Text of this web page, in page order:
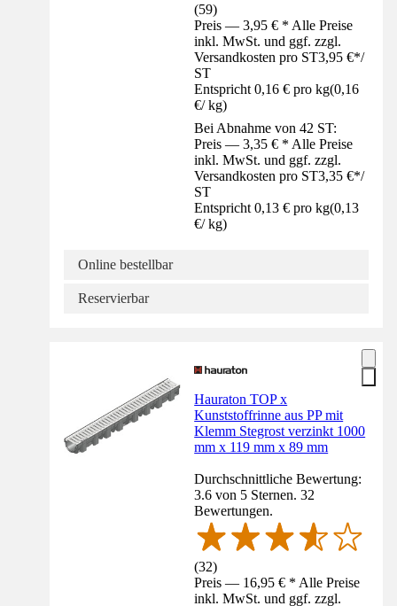
(59)
Preis — 3,95 € * Alle Preise
inkl. MwSt. und ggf. zzgl.
Versandkosten pro ST3,95 €*/
ST
Entspricht 0,16 € pro kg(0,16
€/ kg)
Bei Abnahme von 42 ST:
Preis — 3,35 € * Alle Preise
inkl. MwSt. und ggf. zzgl.
Versandkosten pro ST3,35 €*/
ST
Entspricht 0,13 € pro kg(0,13
€/ kg)
Online bestellbar
Reservierbar
Hauraton TOP x
Kunststoffrinne aus PP mit
Klemm Stegrost verzinkt 1000
mm x 119 mm x 89 mm
Durchschnittliche Bewertung:
3.6 von 5 Sternen. 32
Bewertungen.
(32)
Preis — 16,95 € * Alle Preise
inkl. MwSt. und ggf. zzgl.